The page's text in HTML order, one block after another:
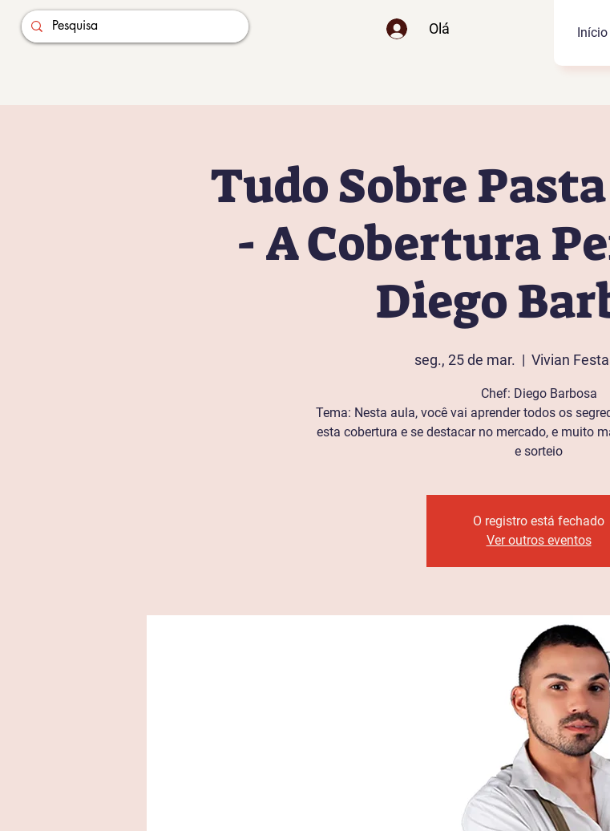
Olá Início
Tudo Sobre
- A Cobertura
Diego
seg., 25 de mar.
  |
Vivian
Chef: Diego Barbosa
Tema: Nesta aula, você vai aprender todos os
esta cobertura e se destacar no mercado, e muito
e sorteio
O registro está fechado
Ver outros eventos